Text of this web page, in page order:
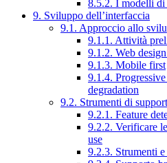
8.5.2. I modelli
9. Sviluppo dell’interfaccia
9.1. Approccio allo
9.1.1. Attività
9.1.2. Web
9.1.3. Mobile first
9.1.4.
degradation
9.2. Strumenti di
9.2.1. Feature
9.2.2. Verificare
use
9.2.3. Strumenti